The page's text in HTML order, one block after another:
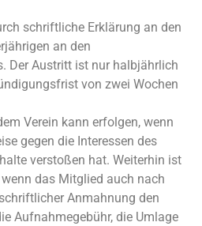
schriftliche Erklärung an den
an den
Der Austritt ist nur halbjährlich
von zwei Wochen
Verein kann erfolgen, wenn
gegen die Interessen des
verstoßen hat. Weiterhin ist
das Mitglied auch nach
Anmahnung den
Aufnahmegebühr, die Umlage